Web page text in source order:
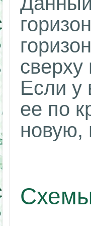
Если у
ее по
новую,